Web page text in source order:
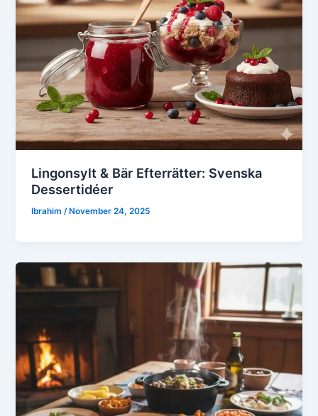
Lingonsylt & Bär Efterrätter: Svenska
Dessertidéer
Ibrahim/ November 24, 2025